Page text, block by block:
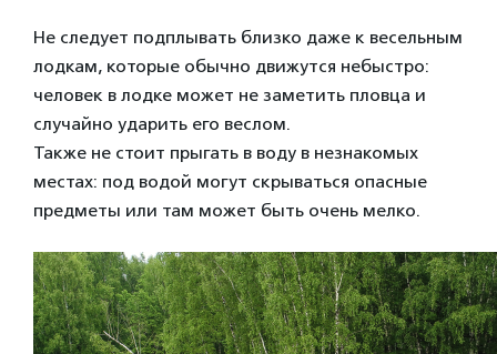
Не следует подплывать близко даже к весельным
лодкам, которые обычно движутся небыстро:
человек в лодке может не заметить пловца и
случайно ударить его веслом.
Также не стоит прыгать в воду в незнакомых
местах: под водой могут скрываться опасные
предметы или там может быть очень мелко.